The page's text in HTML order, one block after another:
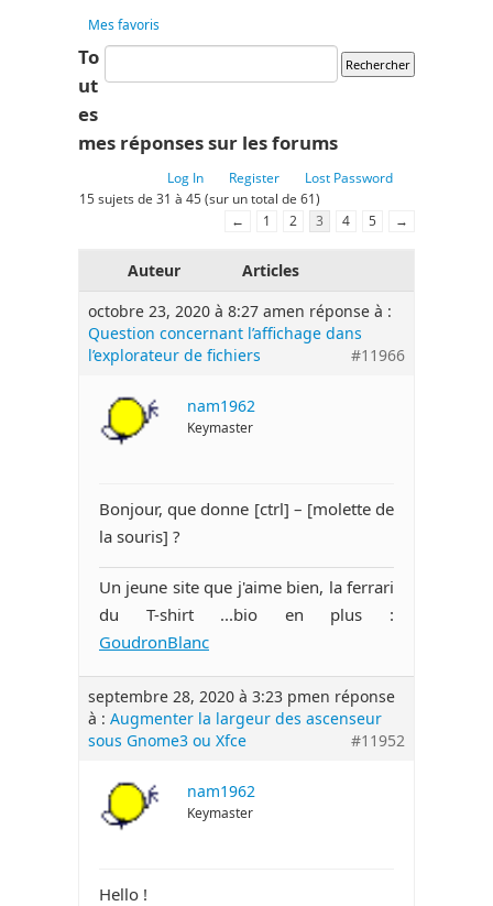
Mes favoris
To
ut
es
mes réponses sur les forums
Log In Register
Lost Password
15 sujets de 31 à 45 (sur un total de 61)
←
1 2 3 4 5 →
Auteur
Articles
octobre 23, 2020 à 8:27 amen réponse à :
Question concernant l’affichage dans
l’explorateur de fichiers
#11966
nam1962
Keymaster
Bonjour, que donne [ctrl] – [molette de
la souris] ?
Un jeune site que j'aime bien, la ferrari
du T-shirt ...bio en plus :
GoudronBlanc
septembre 28, 2020 à 3:23 pmen réponse
à : Augmenter la largeur des ascenseur
sous Gnome3 ou Xfce
#11952
nam1962
Keymaster
Hello !